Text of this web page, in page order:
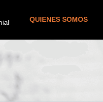
QUIENES SOMOS